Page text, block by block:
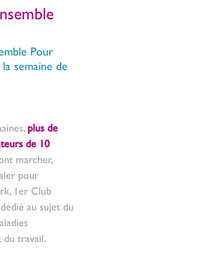
Pour
semaine de
plus de
de 10
marcher,
pour
1er Club
au sujet du
du travail.